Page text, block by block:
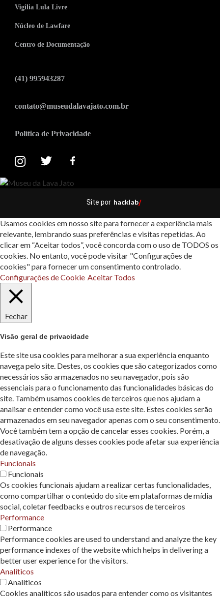
Vigilia Lula Livre
Núcleo de Lawfare
Centro de Documentação
(41) 995943287
contato@museudalavajato.com.br
Política de Privacidade
Site por hacklab/
Usamos cookies em nosso site para fornecer a experiência mais
relevante, lembrando suas preferências e visitas repetidas. Ao
clicar em “Aceitar todos”, você concorda com o uso de TODOS os
cookies. No entanto, você pode visitar "Configurações de
cookies" para fornecer um consentimento controlado.
Configurações de Cookie Aceitar Todos
Fechar
Visão geral de privacidade
Este site usa cookies para melhorar a sua experiência enquanto
navega pelo site. Destes, os cookies que são categorizados como
necessários são armazenados no seu navegador, pois são
essenciais para o funcionamento das funcionalidades básicas do
site. Também usamos cookies de terceiros que nos ajudam a
analisar e entender como você usa este site. Estes cookies serão
armazenados em seu navegador apenas com o seu consentimento.
Você também tem a opção de cancelar esses cookies. Porém, a
desativação de alguns desses cookies pode afetar sua experiência
de navegação.
Funcionais
Funcionais
Os cookies funcionais ajudam a realizar certas funcionalidades,
como compartilhar o conteúdo do site em plataformas de mídia
social, coletar feedbacks e outros recursos de terceiros
Performance
Performance
Performance cookies are used to understand and analyze the key
performance indexes of the website which helps in delivering a
better user experience for the visitors.
Analíticos
Analíticos
Cookies analíticos são usados ​​para entender como os visitantes